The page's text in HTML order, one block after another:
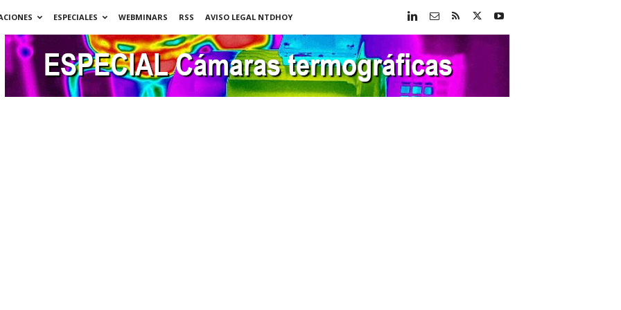
ESPECIALES WEBMINARS RSS
AVISO LEGAL NTDHOY